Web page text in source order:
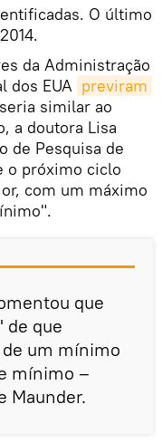
O último
da Administração
dos EUA previram
similar ao
a doutora Lisa
de Pesquisa de
o próximo ciclo
com um máximo
que
de que
um mínimo
mínimo –
Maunder.